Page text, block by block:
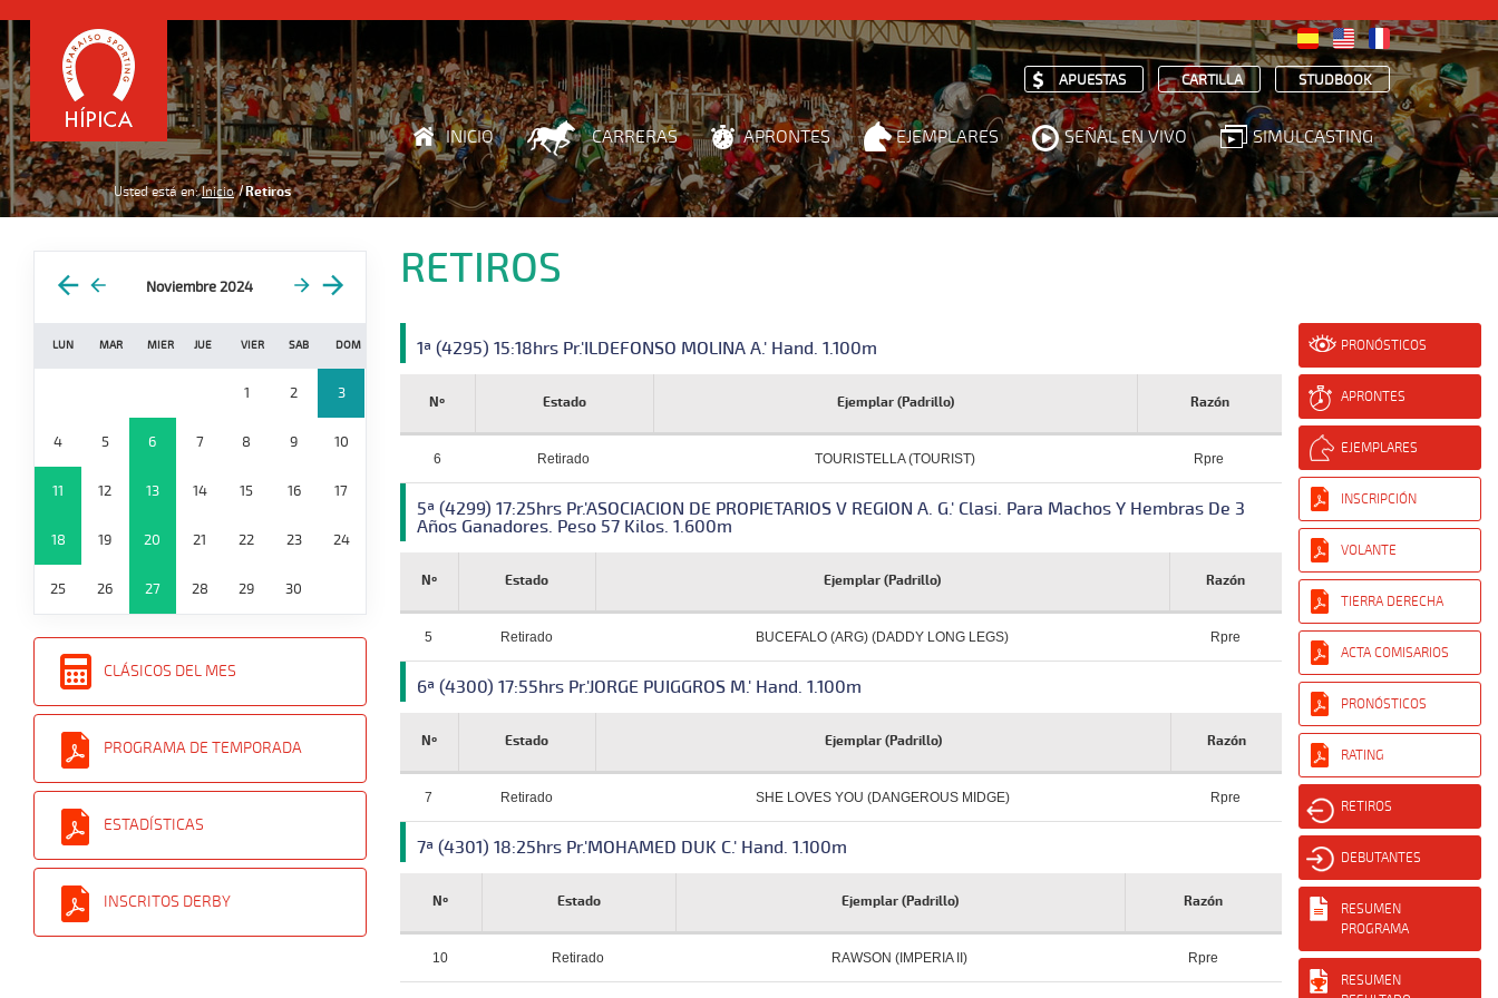
APUESTAS CARTILLA STUDBOOK
INICIO CARRERAS APRONTES EJEMPLARES SEÑAL EN VIVO SIMULCASTING
Usted está en: Inicio Retiros
Noviembre 2024
LUN MAR MIER JUE VIER SAB DOM
1 2 3
4 5 6 7 8 9 10
11 12 13 14 15 16 17
18 19 20 21 22 23 24
25 26 27 28 29 30
CLÁSICOS DEL MES
PROGRAMA DE TEMPORADA
ESTADÍSTICAS
INSCRITOS DERBY
RETIROS
1ª (4295) 15:18hrs Pr.'ILDEFONSO MOLINA A.' Hand. 1.100m
Nº Estado Ejemplar (Padrillo) Razón
6 Retirado TOURISTELLA (TOURIST) Rpre
5ª (4299) 17:25hrs Pr.'ASOCIACION DE PROPIETARIOS V REGION A. G.' Clasi. Para Machos Y Hembras De 3
Años Ganadores. Peso 57 Kilos. 1.600m
Nº Estado Ejemplar (Padrillo) Razón
5 Retirado BUCEFALO (ARG) (DADDY LONG LEGS) Rpre
6ª (4300) 17:55hrs Pr.'JORGE PUIGGROS M.' Hand. 1.100m
Nº Estado Ejemplar (Padrillo) Razón
7 Retirado SHE LOVES YOU (DANGEROUS MIDGE) Rpre
7ª (4301) 18:25hrs Pr.'MOHAMED DUK C.' Hand. 1.100m
Nº Estado Ejemplar (Padrillo) Razón
10 Retirado RAWSON (IMPERIA II) Rpre
PRONÓSTICOS
APRONTES
EJEMPLARES
INSCRIPCIÓN
VOLANTE
TIERRA DERECHA
ACTA COMISARIOS
PRONÓSTICOS
RATING
RETIROS
DEBUTANTES
RESUMEN
PROGRAMA
RESUMEN